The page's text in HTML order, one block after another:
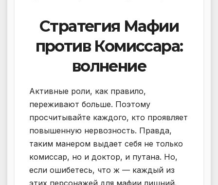
Стратегия Мафии
против Комиссара:
волнение
Активные роли, как правило,
переживают больше. Поэтому
просчитывайте каждого, кто проявляет
повышенную нервозность. Правда,
таким манером выдает себя не только
комиссар, но и доктор, и путана. Но,
если ошибетесь, что ж — каждый из
этих персонажей для мафии лишний.